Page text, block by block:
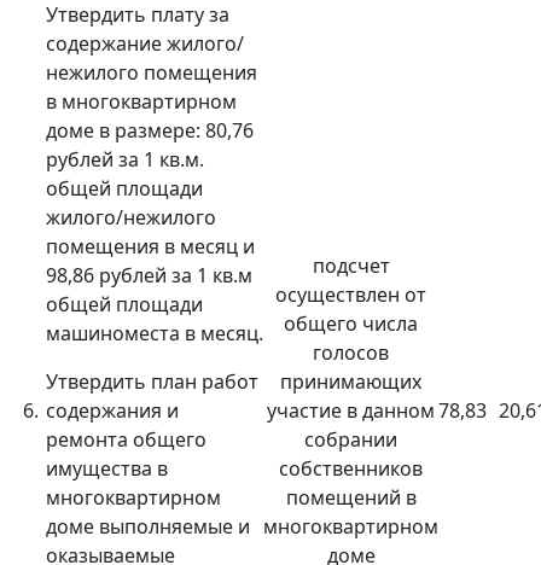
6.
Утвердить плату за
содержание жилого/
нежилого помещения
в многоквартирном
доме в размере: 80,76
рублей за 1 кв.м.
общей площади
жилого/нежилого
помещения в месяц и
98,86 рублей за 1 кв.м
общей площади
машиноместа в месяц.
Утвердить план работ
содержания и
ремонта общего
имущества в
многоквартирном
доме выполняемые и
оказываемые
подсчет
осуществлен от
общего числа
голосов
принимающих
участие в данном
собрании
собственников
помещений в
многоквартирном
доме
78,83